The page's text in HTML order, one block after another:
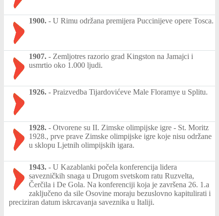
1900. - U Rimu održana premijera Puccinijeve opere Tosca.
1907. - Zemljotres razorio grad Kingston na Jamajci i
usmrtio oko 1.000 ljudi.
1926. - Praizvedba Tijardovićeve Male Floramye u Splitu.
1928. - Otvorene su II. Zimske olimpijske igre - St. Moritz
1928., prve prave Zimske olimpijske igre koje nisu održane
u sklopu Ljetnih olimpijskih igara.
1943. - U Kazablanki počela konferencija lidera
savezničkih snaga u Drugom svetskom ratu Ruzvelta,
Čerčila i De Gola. Na konferenciji koja je završena 26. 1.a
zaključeno da sile Osovine moraju bezuslovno kapitulirati i
preciziran datum iskrcavanja saveznika u Italiji.